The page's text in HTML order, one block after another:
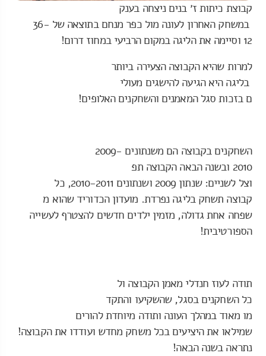
קבוצת כיתות ז׳ בנים ניצחה בענק
במשחק האחרון לעונה מול כפר מנ
חם בתוצאה של 36-
12 וסיימה את ה
ליגה במקום הרביעי במחוז דרום!
למרות שהיא הקבוצה הצעירה ביותר
בליגה היא הגיעה להישגים מעולי
ם בזכות סגל המאמנים והשחקנים האלופים!
השחקנים בקבוצה הם משנתונים 2009-
2010 ובשנה הבאה הקבוצה תפ
וצל לשניים: שנתון 2009 ושנתוני
ם 2010-2011, כל
קבוצה תשחק בליגה נפרדת. מועדון הכדוריד שהוא מ
שפחה אחת גדולה, מזמין ילדים חדשים להצטרף לעשייה
הספורטיבית!
תודה לעוז חנדלי מאמן הקבוצה ול
כל השחקנים בסגל, שהשקיעו והתקד
מו מאוד במהלך העונה ותודה מיוחדת להורים
שמילאו את היציעים בכל משחק מחדש ועודדו את הקבוצה!
נתראה בשנה הבאה!